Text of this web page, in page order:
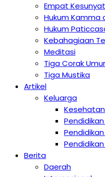
Empat
Hukum Kamma
Hukum
Kebahagiaan
Meditasi
Tiga Corak
Tiga Mustika
Artikel
Keluarga
Kesehatan
Berita
Daerah